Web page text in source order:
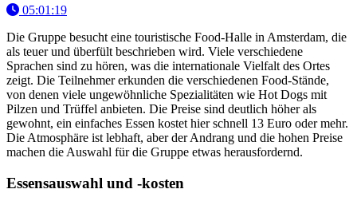
05:01:19
Die Gruppe besucht eine touristische Food-Halle in Amsterdam, die
als teuer und überfült beschrieben wird. Viele verschiedene
Sprachen sind zu hören, was die internationale Vielfalt des Ortes
zeigt. Die Teilnehmer erkunden die verschiedenen Food-Stände,
von denen viele ungewöhnliche Spezialitäten wie Hot Dogs mit
Pilzen und Trüffel anbieten. Die Preise sind deutlich höher als
gewohnt, ein einfaches Essen kostet hier schnell 13 Euro oder mehr.
Die Atmosphäre ist lebhaft, aber der Andrang und die hohen Preise
machen die Auswahl für die Gruppe etwas herausfordernd.
Essensauswahl und -kosten